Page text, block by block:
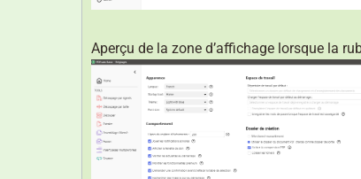
Aperçu de la zone d’affichage lorsque la